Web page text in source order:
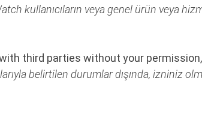
kullanıcıların veya genel ürün veya
third parties without your
belirtilen durumlar dışında, izniniz